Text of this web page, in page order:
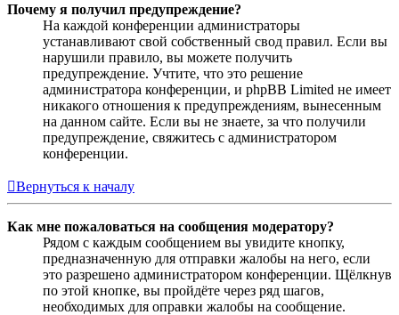
Почему я получил предупреждение?
На каждой конференции администраторы
устанавливают свой собственный свод правил. Если вы
нарушили правило, вы можете получить
предупреждение. Учтите, что это решение
администратора конференции, и phpBB Limited не имеет
никакого отношения к предупреждениям, вынесенным
на данном сайте. Если вы не знаете, за что получили
предупреждение, свяжитесь с администратором
конференции.
Вернуться к началу
Как мне пожаловаться на сообщения модератору?
Рядом с каждым сообщением вы увидите кнопку,
предназначенную для отправки жалобы на него, если
это разрешено администратором конференции. Щёлкнув
по этой кнопке, вы пройдёте через ряд шагов,
необходимых для оправки жалобы на сообщение.